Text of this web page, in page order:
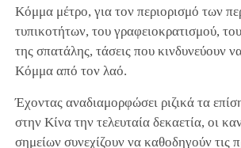
Κόμμα μέτρο, για τον περιορισμό των
τυπικοτήτων, του γραφειοκρατισμού,
της σπατάλης, τάσεις που κινδυνεύουν
Κόμμα από τον λαό.
Έχοντας αναδιαμορφώσει ριζικά τα
στην Κίνα την τελευταία δεκαετία, οι
σημείων συνεχίζουν να καθοδηγούν τις